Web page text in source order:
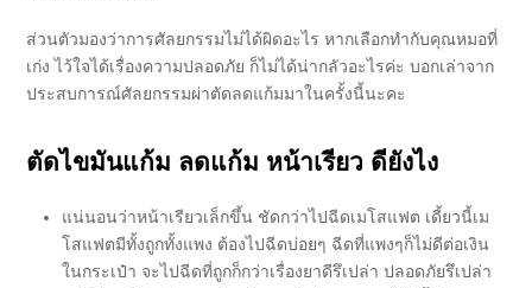
ส่วนตัวมองว่าการศัลยกรรมไม่ได้ผิดอะไร หากเลือกทำกับคุณหมอที่
เก่ง ไว้ใจได้เรื่องความปลอดภัย ก็ไม่ได้น่ากลัวอะไรค่ะ บอกเล่าจาก
ประสบการณ์ศัลยกรรมผ่าตัดลดแก้มมาในครั้งนี้นะคะ
ตัดไขมันแก้ม ลดแก้ม หน้าเรียว ดียังไง
แน่นอนว่าหน้าเรียวเล็กขึ้น ชัดกว่าไปฉีดเมโสแฟต เดี้ยวนี้เม
โสแฟตมีทั้งถูกทั้งแพง ต้องไปฉีดบ่อยๆ ฉีดที่แพงๆก็ไม่ดีต่อเงิน
ในกระเป๋า จะไปฉีดที่ถูกก็กว่าเรื่องยาดีรึเปล่า ปลอดภัยรึเปล่า